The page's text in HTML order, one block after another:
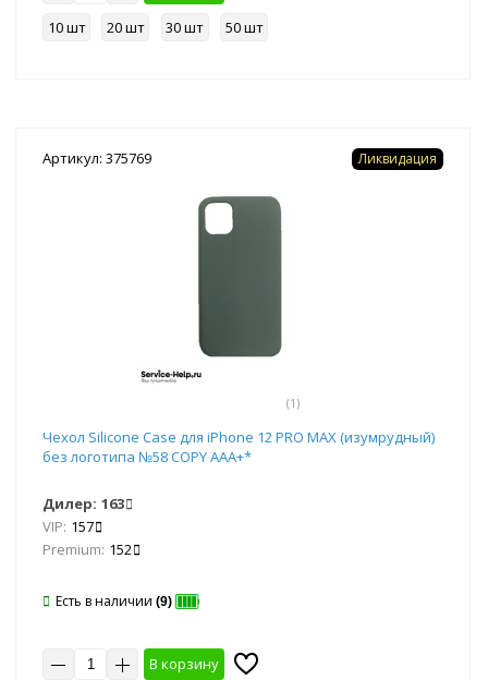
10 шт
20 шт 30 шт 50 шт
Артикул: 375769
(1)
Ликвидация
Чехол Silicone Case для iPhone 12 PRO MAX (изумрудный)
без логотипа №58 COPY AAA+*
Дилер: 163
VIP: 157
Premium: 152
Есть в наличии (9)
В корзину